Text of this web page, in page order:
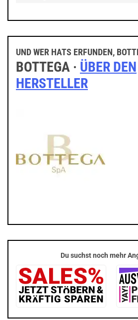
UND WER HATS ERFUNDEN,
BOTTEGA · ÜBER DEN
HERSTELLER
Du suchst noch mehr